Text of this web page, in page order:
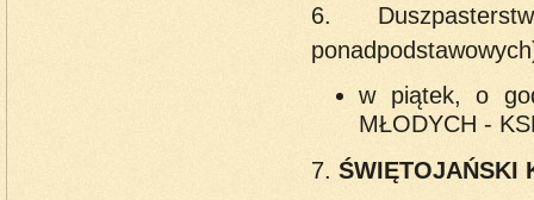
6.
w piątek, o
MŁODYCH -
7. ŚWIĘTOJAŃSKI